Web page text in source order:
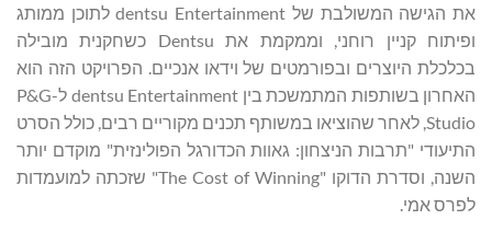
את הגישה המשולבת של dentsu Entertainment לתוכן ממותג
ופיתוח קניין רוחני, וממקמת את Dentsu כשחקנית מובילה
בכלכלת היוצרים ובפורמטים של וידאו אנכיים. הפרויקט הזה הוא
האחרון בשותפות המתמשכת בין dentsu Entertainment ל-P&G
Studio, לאחר שהוציאו במשותף תכנים מקוריים רבים, כולל הסרט
התיעודי "תרבות הניצחון: גאוות הכדורגל הפולינזית" מוקדם יותר
השנה, וסדרת הדוקו "The Cost of Winning" שזכתה למועמדות
לפרס אמי.